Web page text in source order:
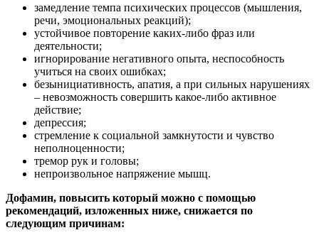
замедление темпа психических процессов (мышления,
речи, эмоциональных реакций);
устойчивое повторение каких-либо фраз или
деятельности;
игнорирование негативного опыта, неспособность
учиться на своих ошибках;
безынициативность, апатия, а при сильных нарушениях
– невозможность совершить какое-либо активное
действие;
депрессия;
стремление к социальной замкнутости и чувство
неполноценности;
тремор рук и головы;
непроизвольное напряжение мышц.
Дофамин, повысить который можно с помощью
рекомендаций, изложенных ниже, снижается по
следующим причинам: